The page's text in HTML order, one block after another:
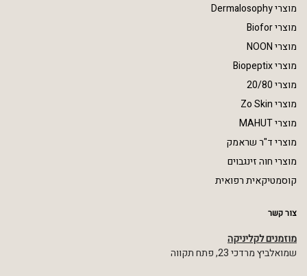
מוצרי Dermalosophy
מוצרי Biofor
מוצרי NOON
מוצרי Biopeptix
מוצרי 20/80
מוצרי Zo Skin
מוצרי MAHUT
מוצרי ד"ר שראמק
מוצרי חוה זינגבוים
קוסמטיקאית רפואית
צור קשר
מוזמנים לקליניקה
שמואלביץ מרדכי 23, פתח תקווה